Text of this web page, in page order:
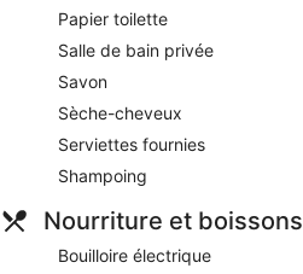
Papier toilette
Salle de bain privée
Savon
Sèche-cheveux
Serviettes fournies
Shampoing
Nourriture et boissons
Bouilloire électrique